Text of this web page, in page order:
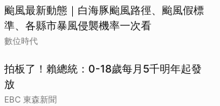
颱風最新動態｜白海豚颱風路徑、颱風假標
準、各縣市暴風侵襲機率一次看
數位時代
拍板了！賴總統：0-18歲每月5千明年起發
放
EBC 東森新聞